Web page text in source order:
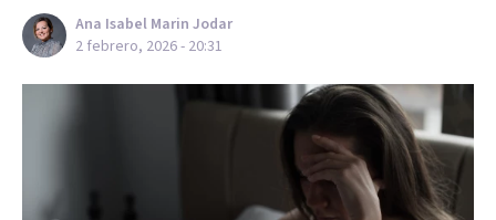
Ana Isabel Marin Jodar
2 febrero, 2026 - 20:31